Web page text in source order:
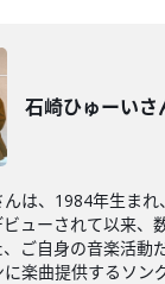
石崎ひゅーいさ
は、1984年生ま
ューされて以来、
ご自身の音楽活動
楽曲提供するソン